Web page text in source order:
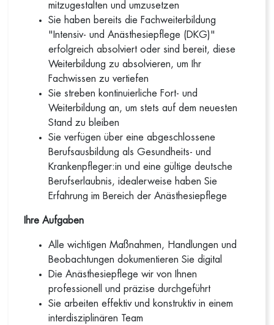
mitzugestalten und umzusetzen
Sie haben bereits die Fachweiterbildung
"Intensiv- und Anästhesiepflege (DKG)"
erfolgreich absolviert oder sind bereit, diese
Weiterbildung zu absolvieren, um Ihr
Fachwissen zu vertiefen
Sie streben kontinuierliche Fort- und
Weiterbildung an, um stets auf dem neuesten
Stand zu bleiben
Sie verfügen über eine abgeschlossene
Berufsausbildung als Gesundheits- und
Krankenpfleger:in und eine gültige deutsche
Berufserlaubnis, idealerweise haben Sie
Erfahrung im Bereich der Anästhesiepflege
Ihre Aufgaben
Alle wichtigen Maßnahmen, Handlungen und
Beobachtungen dokumentieren Sie digital
Die Anästhesiepflege wir von Ihnen
professionell und präzise durchgeführt
Sie arbeiten effektiv und konstruktiv in einem
interdisziplinären Team